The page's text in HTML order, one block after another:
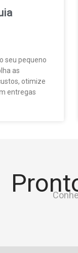
seu pequeno
as
otimize
entregas